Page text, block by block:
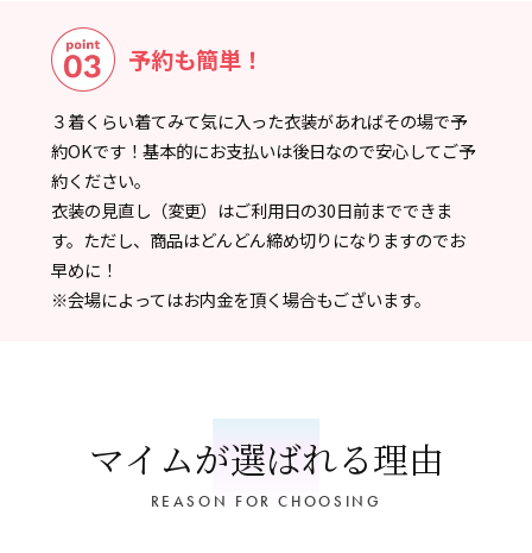
予約も簡単！
３着くらい着てみて気に入った衣装があればその場で予
約OKです！基本的にお支払いは後日なので安心してご予
約ください。
衣装の見直し（変更）はご利用日の30日前までできま
す。ただし、商品はどんどん締め切りになりますのでお
早めに！
※会場によってはお内金を頂く場合もございます。
マイムが選ばれる理由
REASON FOR CHOOSING